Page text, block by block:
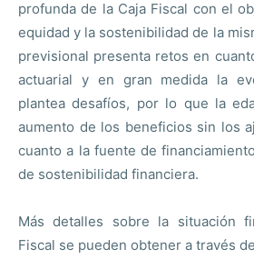
profunda de la Caja Fiscal con el
equidad y la sostenibilidad de la
previsional presenta retos en
actuarial y en gran medida la
plantea desafíos, por lo que la
aumento de los beneficios sin los
cuanto a la fuente de
de sostenibilidad financiera.
Más detalles sobre la situación
Fiscal se pueden obtener a través